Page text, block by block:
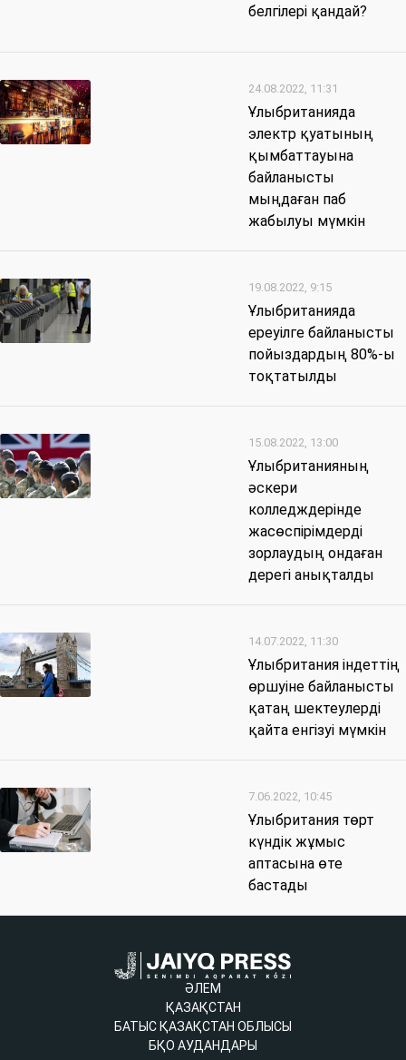
белгілері қандай?
24.08.2022, 11:31
Ұлыбританияда
электр қуатының
қымбаттауына
байланысты
мыңдаған паб
жабылуы мүмкін
19.08.2022, 9:15
Ұлыбританияда
ереуілге байланысты
пойыздардың 80%-ы
тоқтатылды
15.08.2022, 13:00
Ұлыбританияның
әскери
колледждерінде
жасөспірімдерді
зорлаудың ондаған
дерегі анықталды
14.07.2022, 11:30
Ұлыбритания індеттің
өршуіне байланысты
қатаң шектеулерді
қайта енгізуі мүмкін
7.06.2022, 10:45
Ұлыбритания төрт
күндік жұмыс
аптасына өте
бастады
ӘЛЕМ
ҚАЗАҚСТАН
БАТЫС ҚАЗАҚСТАН ОБЛЫСЫ
БҚО АУДАНДАРЫ